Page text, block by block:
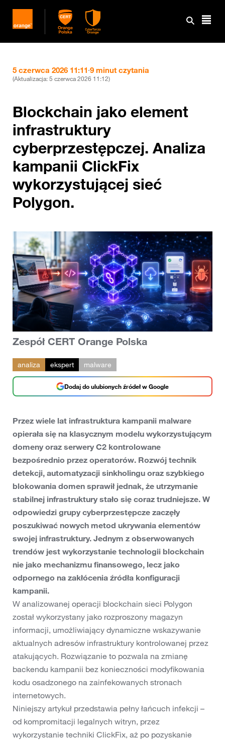
5 czerwca 2026 11:11·9 minut czytania
(Aktualizacja:5 czerwca 2026 11:12)
Blockchain jako element
infrastruktury
cyberprzestępczej. Analiza
kampanii ClickFix
wykorzystującej sieć
Polygon.
Zespół CERT Orange Polska
analiza ekspert malware
Dodaj do ulubionych źródeł w Google
Przez wiele lat infrastruktura kampanii malware
opierała się na klasycznym modelu wykorzystującym
domeny oraz serwery C2 kontrolowane
bezpośrednio przez operatorów. Rozwój technik
detekcji, automatyzacji sinkholingu oraz szybkiego
blokowania domen sprawił jednak, że utrzymanie
stabilnej infrastruktury stało się coraz trudniejsze. W
odpowiedzi grupy cyberprzestępcze zaczęły
poszukiwać nowych metod ukrywania elementów
swojej infrastruktury. Jednym z obserwowanych
trendów jest wykorzystanie technologii blockchain
nie jako mechanizmu finansowego, lecz jako
odpornego na zakłócenia źródła konfiguracji
kampanii.
W analizowanej operacji blockchain sieci Polygon
został wykorzystany jako rozproszony magazyn
informacji, umożliwiający dynamiczne wskazywanie
aktualnych adresów infrastruktury kontrolowanej przez
atakujących. Rozwiązanie to pozwala na zmianę
backendu kampanii bez konieczności modyfikowania
kodu osadzonego na zainfekowanych stronach
internetowych.
Niniejszy artykuł przedstawia pełny łańcuch infekcji –
od kompromitacji legalnych witryn, przez
wykorzystanie techniki ClickFix, aż po pozyskanie